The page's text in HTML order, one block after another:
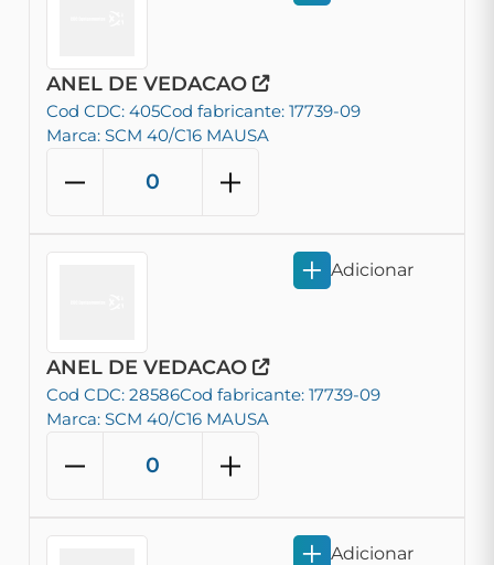
ANEL DE VEDACAO
Cod CDC: 405Cod fabricante: 17739-09
Marca: SCM 40/C16 MAUSA
ANEL DE VEDACAO
Cod CDC: 28586Cod fabricante: 17739-09
Marca: SCM 40/C16 MAUSA
Adicionar
Adicionar